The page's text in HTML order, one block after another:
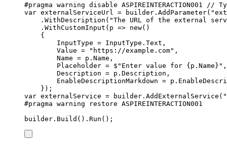
#pragma warning disable ASPIREINTERACTION001 //
var externalServiceUrl = builder . AddParameter( "
. WithDescription ( "The URL of the external
. WithCustomInput ( p => new()
{
InputType = InputType . Text ,
Value = " https://example.com" ,
Name = p . Name ,
Placeholder = $" Enter value for { p . Name } " ,
Description = p . Description ,
EnableDescriptionMarkdown = p .
});
var externalService = builder . AddExternalService ( "
#pragma warning restore ASPIREINTERACTION001
builder . Build () . Run ();